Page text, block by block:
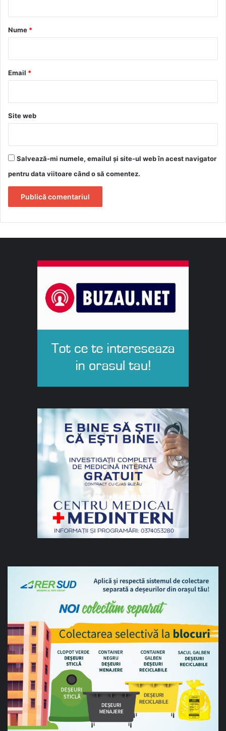
r
*
Nume *
Email *
Site web
Salvează-mi numele, emailul și site-ul web în acest navigator
pentru data viitoare când o să comentez.